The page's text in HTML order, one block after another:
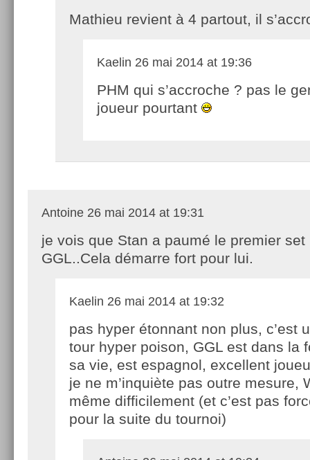
Mathieu revient à 4 partout, il
Kaelin 26 mai 2014 at 19:36
PHM qui s’accroche ? pas le
joueur pourtant
Antoine 26 mai 2014 at 19:31
je vois que Stan a paumé le premier set
GGL..Cela démarre fort pour lui.
Kaelin 26 mai 2014 at 19:32
pas hyper étonnant non plus, c’est
tour hyper poison, GGL est dans la
sa vie, est espagnol, excellent
je ne m’inquiète pas outre mesure,
même difficilement (et c’est pas
pour la suite du tournoi)